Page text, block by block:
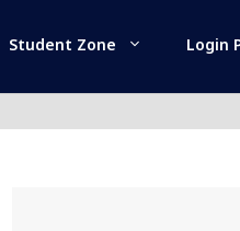
Student Zone Login